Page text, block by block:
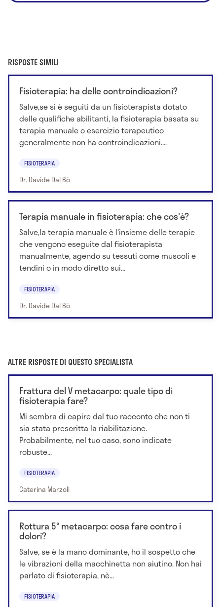
RISPOSTE SIMILI
Fisioterapia: ha delle controindicazioni?
Salve,se si è seguiti da un fisioterapista dotato
delle qualifiche abilitanti, la fisioterapia basata su
terapia manuale o esercizio terapeutico
generalmente non ha controindicazioni....
FISIOTERAPIA
Dr. Davide Dal Bò
Terapia manuale in fisioterapia: che cos'è?
Salve,la terapia manuale è l'insieme delle terapie
che vengono eseguite dal fisioterapista
manualmente, agendo su tessuti come muscoli e
tendini o in modo diretto sui...
FISIOTERAPIA
Dr. Davide Dal Bò
ALTRE RISPOSTE DI QUESTO SPECIALISTA
Frattura del V metacarpo: quale tipo di
fisioterapia fare?
Mi sembra di capire dal tuo racconto che non ti
sia stata prescritta la riabilitazione.
Probabilmente, nel tuo caso, sono indicate
robuste...
FISIOTERAPIA
Caterina Marzoli
Rottura 5° metacarpo: cosa fare contro i
dolori?
Salve, se è la mano dominante, ho il sospetto che
le vibrazioni della macchinetta non aiutino. Non hai
parlato di fisioterapia, nè...
FISIOTERAPIA